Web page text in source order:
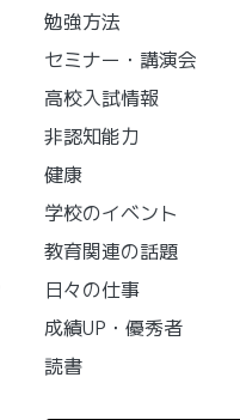
勉強方法
セミナー・講演会
高校入試情報
非認知能力
健康
学校のイベント
教育関連の話題
日々の仕事
成績UP・優秀者
読書